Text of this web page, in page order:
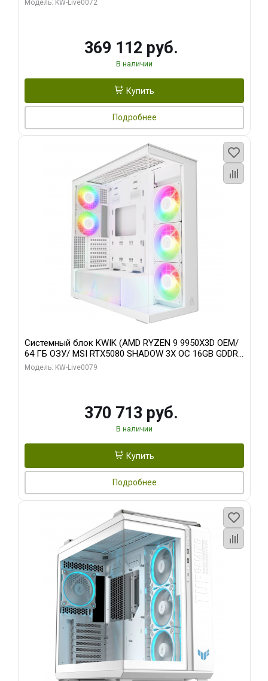
Модель: KW-Live0072
369 112 руб.
В наличии
Купить
Подробнее
Системный блок KWIK (AMD RYZEN 9 9950X3D OEM/
64 ГБ ОЗУ/ MSI RTX5080 SHADOW 3X OC 16GB GDDR7
256bit 3xDP HDMI/ 960 ГБ SSD)
Модель: KW-Live0079
370 713 руб.
В наличии
Купить
Подробнее